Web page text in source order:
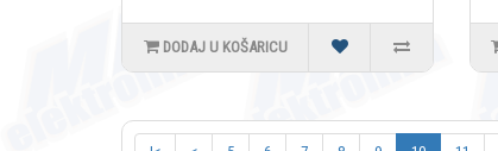
DODAJ U KOŠARICU